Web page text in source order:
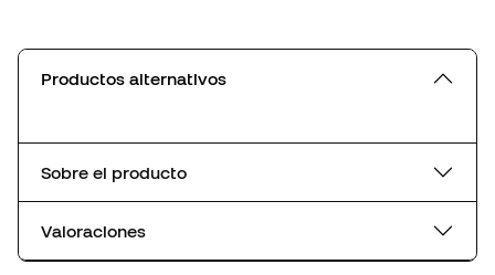
Productos alternativos
Sobre el producto
Valoraciones